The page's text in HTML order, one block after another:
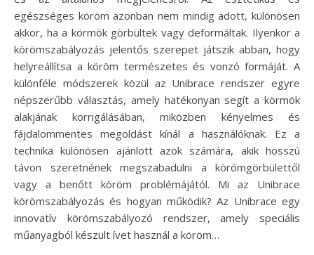
egészséges köröm azonban nem mindig adott, különösen
akkor, ha a körmök görbültek vagy deformáltak. Ilyenkor a
körömszabályozás jelentős szerepet játszik abban, hogy
helyreállítsa a köröm természetes és vonzó formáját. A
különféle módszerek közül az Unibrace rendszer egyre
népszerűbb választás, amely hatékonyan segít a körmök
alakjának korrigálásában, miközben kényelmes és
fájdalommentes megoldást kínál a használóknak. Ez a
technika különösen ajánlott azok számára, akik hosszú
távon szeretnének megszabadulni a körömgörbülettől
vagy a benőtt köröm problémájától. Mi az Unibrace
körömszabályozás és hogyan működik? Az Unibrace egy
innovatív körömszabályozó rendszer, amely speciális
műanyagból készült ívet használ a köröm…